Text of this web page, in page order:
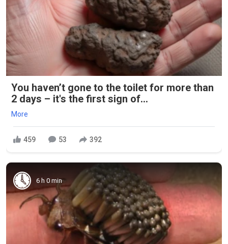
You haven’t gone to the toilet for more than
2 days – it's the first sign of...
More
459 53 392
6 h 0 min